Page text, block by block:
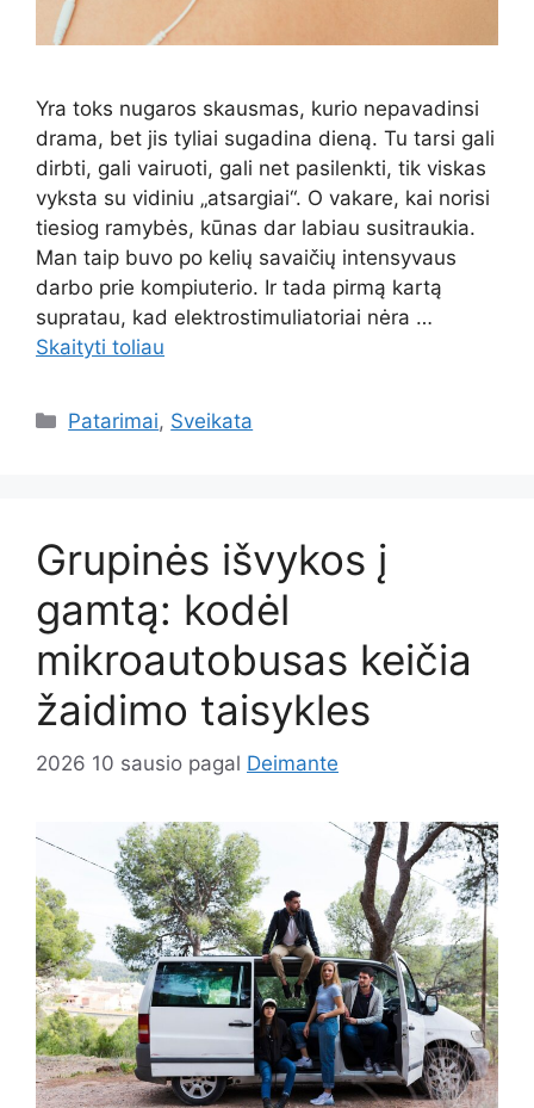
Yra toks nugaros skausmas, kurio nepavadinsi
drama, bet jis tyliai sugadina dieną. Tu tarsi gali
dirbti, gali vairuoti, gali net pasilenkti, tik viskas
vyksta su vidiniu „atsargiai“. O vakare, kai norisi
tiesiog ramybės, kūnas dar labiau susitraukia.
Man taip buvo po kelių savaičių intensyvaus
darbo prie kompiuterio. Ir tada pirmą kartą
supratau, kad elektrostimuliatoriai nėra …
Skaityti toliau
Kategorijos
Patarimai, Sveikata
Grupinės išvykos į
gamtą: kodėl
mikroautobusas keičia
žaidimo taisykles
2026 10 sausio pagal Deimante